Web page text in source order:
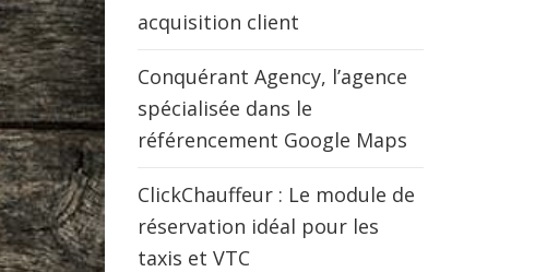
acquisition client
Conquérant Agency, l’agence
spécialisée dans le
référencement Google Maps
ClickChauffeur : Le module de
réservation idéal pour les
taxis et VTC